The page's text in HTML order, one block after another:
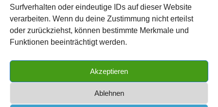
Surfverhalten oder eindeutige IDs auf dieser Website
verarbeiten. Wenn du deine Zustimmung nicht erteilst
oder zurückziehst, können bestimmte Merkmale und
Funktionen beeinträchtigt werden.
Akzeptieren
Ablehnen
Kontakt zu uns